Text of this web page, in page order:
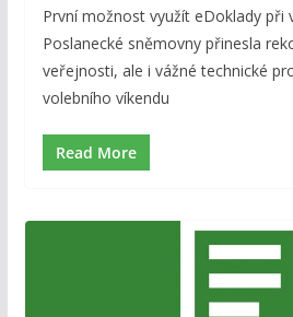
První možnost využít eDoklady při
Poslanecké sněmovny přinesla
veřejnosti, ale i vážné technické
volebního víkendu
Read More